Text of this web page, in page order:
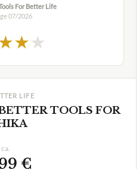
For Better Life
07/2026
★★
LIFE
TOOLS FOR
ca.
€